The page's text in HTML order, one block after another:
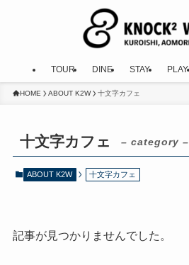
TOUR DINE STAY PLAY
HOME ABOUT K2W 十文字カフェ
十文字カフェ – category –
ABOUT K2W 十文字カフェ
記事が見つかりませんでした。